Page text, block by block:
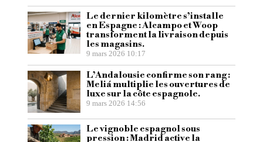
Le dernier kilomètre s’installe
en Espagne : Alcampo et Woop
transforment la livraison depuis
les magasins.
9 mars 2026 10:17
L’Andalousie confirme son rang :
Meliá multiplie les ouvertures de
luxe sur la côte espagnole.
9 mars 2026 14:56
Le vignoble espagnol sous
pression : Madrid active la